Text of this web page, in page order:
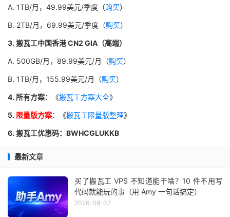
A. 1TB/月，49.99美元/季度（购买）
B. 2TB/月，69.99美元/季度（购买）
3. 搬瓦工中国香港 CN2 GIA（高端）
A. 500GB/月，89.99美元/月（购买）
B. 1TB/月，155.99美元/月（购买）
4. 所有方案：《搬瓦工方案大全》
5. 限量版方案：《搬瓦工限量版整理》
6. 搬瓦工优惠码：BWHCGLUKKB
最新文章
买了搬瓦工 VPS 不知道能干啥？10 件不用写
代码就能玩的事（用 Amy 一句话搞定）
2026-08-07